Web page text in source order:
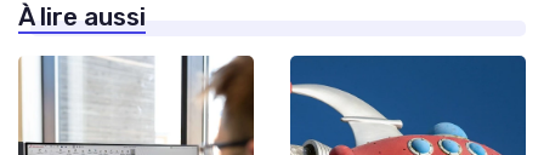
À lire aussi